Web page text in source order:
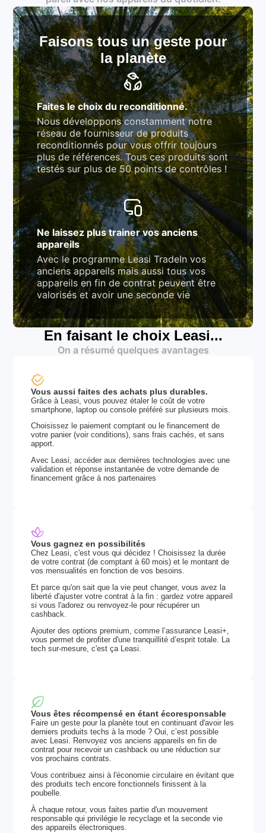
rigoureux (80 à 100 points de contrôle en
fonction des produits)
Respect des normes RAEE, RoHS, et du
référentiel QualiRepar (bonus réparation)
Faisons tous un geste pour
la planète
Faites le choix du reconditionné.
Nous développons constamment notre
réseau de fournisseur de produits
reconditionnés pour vous offrir toujours
plus de références. Tous ces produits sont
testés sur plus de 50 points de contrôles !
Ne laissez plus trainer vos anciens
appareils
Avec le programme Leasi TradeIn vos
anciens appareils mais aussi tous vos
appareils en fin de contrat peuvent être
valorisés et avoir une seconde vie
En faisant le choix Leasi...
On a résumé quelques avantages
Vous aussi faites des achats plus durables.
Grâce à Leasi, vous pouvez étaler le coût de votre
smartphone, laptop ou console préféré sur plusieurs mois.
Choisissez le paiement comptant ou le financement de
votre panier (voir conditions), sans frais cachés, et sans
apport.
Avec Leasi, accéder aux dernières technologies avec une
validation et réponse instantanée de votre demande de
financement grâce à nos partenaires
Vous gagnez en possibilités
Chez Leasi, c'est vous qui décidez ! Choisissez la durée
de votre contrat (de comptant à 60 mois) et le montant de
vos mensualités en fonction de vos besoins.
Et parce qu'on sait que la vie peut changer, vous avez la
liberté d'ajuster votre contrat à la fin : gardez votre appareil
si vous l'adorez ou renvoyez-le pour récupérer un
cashback.
Ajouter des options premium, comme l’assurance Leasi+,
vous permet de profiter d'une tranquillité d’esprit totale. La
tech sur-mesure, c'est ça Leasi.
Vous êtes récompensé en étant écoresponsable
Faire un geste pour la planète tout en continuant d'avoir les
derniers produits techs à la mode ? Oui, c’est possible
avec Leasi. Renvoyez vos anciens appareils en fin de
contrat pour recevoir un cashback ou une réduction sur
vos prochains contrats.
Vous contribuez ainsi à l'économie circulaire en évitant que
des produits tech encore fonctionnels finissent à la
poubelle.
À chaque retour, vous faites partie d'un mouvement
responsable qui privilégie le recyclage et la seconde vie
des appareils électroniques.